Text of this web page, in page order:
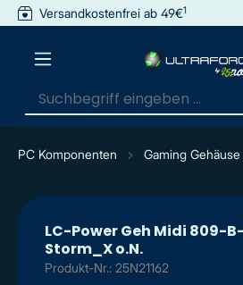
springen
Versandkostenfrei ab 49€1
PC Komponenten Gaming Gehäuse
LC-Power Geh Midi 809-
Storm_X o.N.
Produkt-Nr.: 25N21162